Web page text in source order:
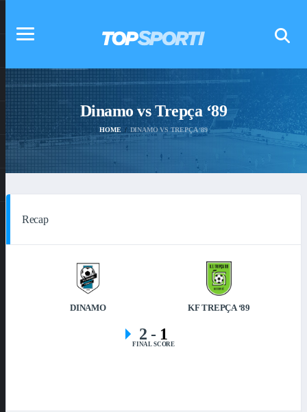
Dinamo vs Trepça ‘89
HOME DINAMO VS TREPÇA ‘89
Recap
DINAMO KF TREPÇA ‘89
2- 1
FINAL SCORE